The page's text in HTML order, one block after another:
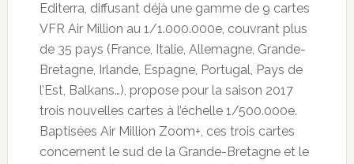
Editerra, diffusant déjà une gamme de 9 cartes
VFR Air Million au 1/1.000.000e, couvrant plus
de 35 pays (France, Italie, Allemagne, Grande-
Bretagne, Irlande, Espagne, Portugal, Pays de
l’Est, Balkans…), propose pour la saison 2017
trois nouvelles cartes à l’échelle 1/500.000e.
Baptisées Air Million Zoom+, ces trois cartes
concernent le sud de la Grande-Bretagne et le